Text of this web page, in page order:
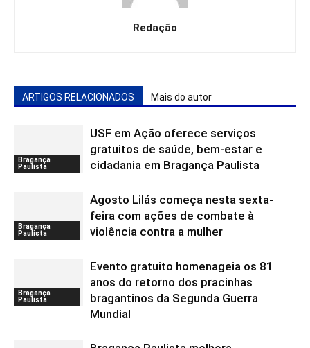
Redação
ARTIGOS RELACIONADOS Mais do autor
Bragança
Paulista
USF em Ação oferece serviços
gratuitos de saúde, bem-estar e
cidadania em Bragança Paulista
Bragança
Paulista
Agosto Lilás começa nesta sexta-
feira com ações de combate à
violência contra a mulher
Bragança
Paulista
Evento gratuito homenageia os 81
anos do retorno dos pracinhas
bragantinos da Segunda Guerra
Mundial